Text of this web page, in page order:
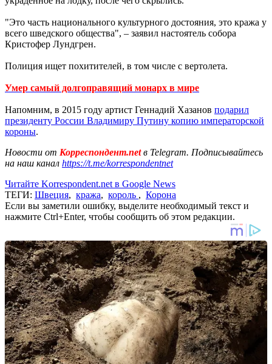
"Это часть национального культурного достояния, это кража у
всего шведского общества", – заявил настоятель собора
Кристофер Лундгрен.
Полиция ищет похитителей, в том числе с вертолета.
Умер самый долгоправящий монарх в мире
Напомним, в 2015 году артист Геннадий Хазанов подарил
президенту России Владимиру Путину копию императорской
короны.
Новости от Корреспондент.netв Telegram. Подписывайтесь
на наш канал https://t.me/korrespondentnet
Читайте Korrespondent.net в Google News
ТЕГИ: Швеция, кража, король , Корона
Если вы заметили ошибку, выделите необходимый текст и
нажмите Ctrl+Enter, чтобы сообщить об этом редакции.